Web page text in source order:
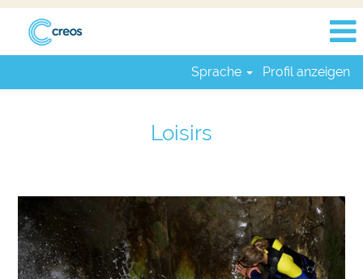
Sprache Profil anzeigen
Loisirs